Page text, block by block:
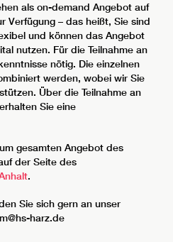
als on-demand Angebot auf
Verfügung – das heißt, Sie sind
und können das Angebot
nutzen. Für die Teilnahme an
nötig. Die einzelnen
werden, wobei wir Sie
Über die Teilnahme an
Sie eine
gesamten Angebot des
der Seite des
.
Sie sich gern an unser
harz.de